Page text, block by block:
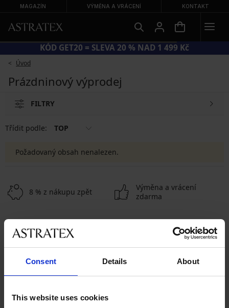
Consent Details About
This website uses cookies
MAGAZÍN VÝMĚNA A VRÁCENÍ KONTAKT
KÓD GET20 = SLEVA 20 % NAD 1 499 Kč
Úvod
Prázdninový výprodej
FILTRY
Třídit podle: TOP
Požadovaný obsah nenalezen.
8 % z nákupu zpět
Výměna a vrácení
zdarma
Výhodné poštovné
491 204 304